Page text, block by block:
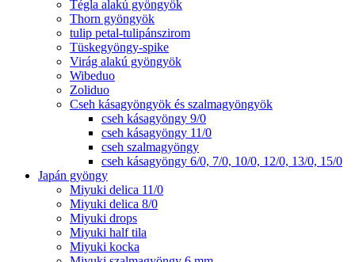
Tégla alakú gyöngyök
Thorn gyöngyök
tulip petal-tulipánszirom
Tüskegyöngy-spike
Virág alakú gyöngyök
Wibeduo
Zoliduo
Cseh kásagyöngyök és szalmagyöngyök
cseh kásagyöngy 9/0
cseh kásagyöngy 11/0
cseh szalmagyöngy
cseh kásagyöngy 6/0, 7/0, 10/0, 12/0, 13/0, 15/0
Japán gyöngy
Miyuki delica 11/0
Miyuki delica 8/0
Miyuki drops
Miyuki half tila
Miyuki kocka